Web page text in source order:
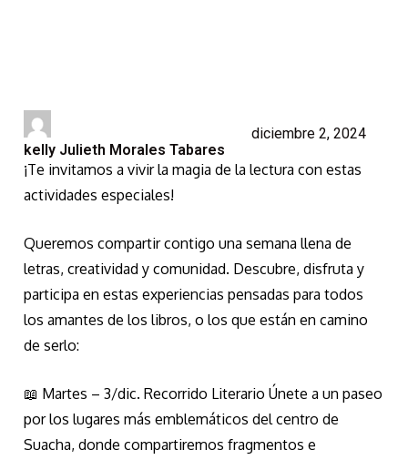
kelly Julieth Morales Tabares
diciembre 2, 2024
¡Te invitamos a vivir la magia de la lectura con estas
actividades especiales!
Queremos compartir contigo una semana llena de
letras, creatividad y comunidad. Descubre, disfruta y
participa en estas experiencias pensadas para todos
los amantes de los libros, o los que están en camino
de serlo:
📖 Martes – 3/dic. Recorrido Literario Únete a un paseo
por los lugares más emblemáticos del centro de
Suacha, donde compartiremos fragmentos e